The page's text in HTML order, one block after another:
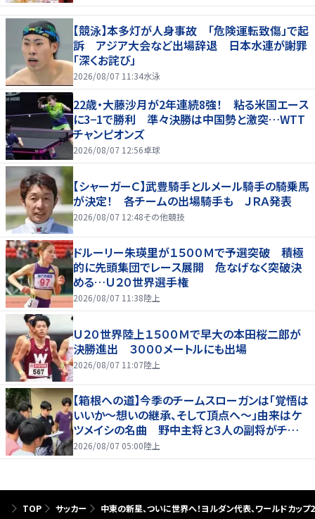
【競泳】本多灯が人身事故 「危険運転致傷」で起
訴 アジア大会など出場辞退 日本水連が謝罪
「深くお詫び」
2026/08/07 11:34水泳
22歳・大藤沙月が2年連続8強！ 粘る米国エース
に3−1で勝利 準々決勝は中国勢と激突…WTT
チャンピオンズ
2026/08/07 12:56卓球
【シャーガーＣ】武豊騎手とルメール騎手の騎乗馬
が決定！ 各チームの出場騎手も ＪＲＡ発表
2026/08/07 12:48その他競技
ドルーリー朱瑛里が１５００Ｍで予選突破 積極
的に先頭集団でレース展開 危なげなく突破決
める…Ｕ２０世界選手権
2026/08/07 11:38陸上
Ｕ２０世界陸上１５００Ｍで早大の本田桜二郎が
決勝進出 ３０００メートルにも出場
2026/08/07 11:07陸上
【箱根への道】今季のチームスローガンは「覚悟は
いいか～想いの継承、そして頂点へ～」由来はケ
ツメイシの名曲 野中主将と３人の副将がチーム
を引っ張る…夏合宿特集第１弾、国学院大
2026/08/07 05:00陸上
TOP サッカー 中東の新星、ついに世界へ！ヨルダン代表、ワールドカッ